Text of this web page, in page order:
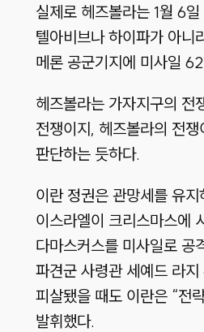
실제로 헤즈볼라는 1월 6
텔아비브나 하이파가 아니
메론 공군기지에 미사일
헤즈볼라는 가자지구의 전
전쟁이지, 헤즈볼라의 전
판단하는 듯하다.
이란 정권은 관망세를 유지
이스라엘이 크리스마스에
다마스커스를 미사일로 공
파견군 사령관 세예드 라지
피살됐을 때도 이란은 “전
발휘했다.